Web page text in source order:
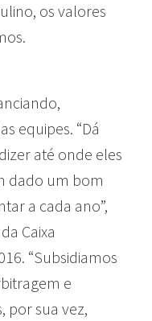
os valores
equipes. “Dá
até onde eles
dado um bom
a cada ano”,
Caixa
“Subsidiamos
e
por sua vez,